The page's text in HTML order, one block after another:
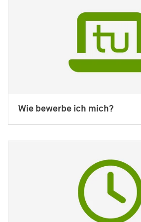
Wie bewerbe ich mich?